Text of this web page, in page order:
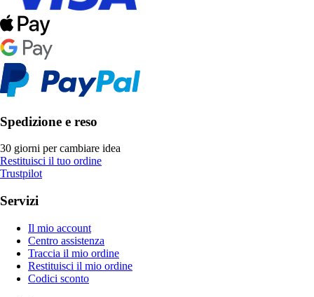
Spedizione e reso
30 giorni per cambiare idea
Restituisci il tuo ordine
Trustpilot
Servizi
Il mio account
Centro assistenza
Traccia il mio ordine
Restituisci il mio ordine
Codici sconto